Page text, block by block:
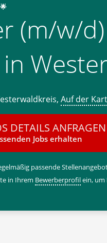
(m/w/
Auf der
DETAILS ANFRAGEN
Jobs erhalten
passende
in Ihrem Bewerberprofilein, um